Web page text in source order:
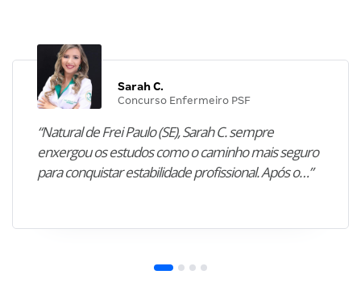
Sarah C.
Concurso Enfermeiro PSF
“Natural de Frei Paulo (SE), Sarah C. sempre
enxergou os estudos como o caminho mais seguro
para conquistar estabilidade profissional. Após o…”